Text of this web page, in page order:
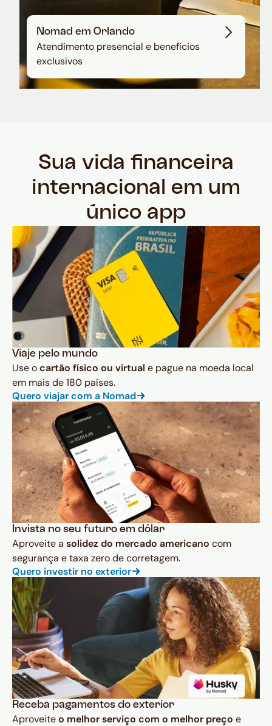
Nomad em Orlando
Atendimento presencial e benefícios
exclusivos
Sua vida financeira
internacional em um
único app
Viaje pelo mundo
Use ocartão físico ou virtual e pague na moeda local
em mais de 180 países.
Quero viajar com a Nomad
Invista no seu futuro em dólar
Aproveite a solidez do mercado americano com
segurança e taxa zero de corretagem.
Quero investir no exterior
Receba pagamentos do exterior
Aproveiteo melhor serviço com o melhor preço e